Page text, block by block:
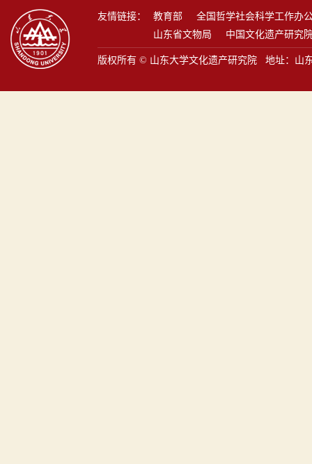
友情链接： 教育部
全国哲学社会科学工作办
山东省文物局
中国文化遗产研究
版权所有 © 山东大学文化遗产研究院 地址：山